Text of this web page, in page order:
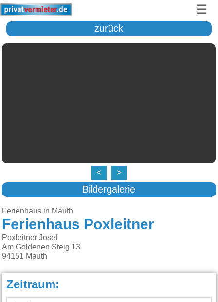
☰
zurück
< >
Bildergalerie
Ferienhaus in Mauth
Ferienhaus Poxleitner
Poxleitner Josef
Am Goldenen Steig 13
94151 Mauth
Zeitraum: